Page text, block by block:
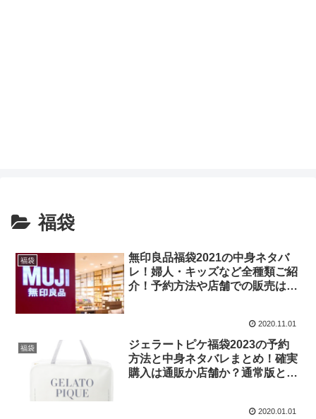
福袋
福袋
無印良品福袋2021の中身ネタバ
レ！婦人・キッズなど全種類ご紹
介！予約方法や店舗での販売はあ
2020.11.01
福袋
ジェラートピケ福袋2023の予約
方法と中身ネタバレまとめ！確実
購入は通販か店舗か？通常版とプ
2020.01.01